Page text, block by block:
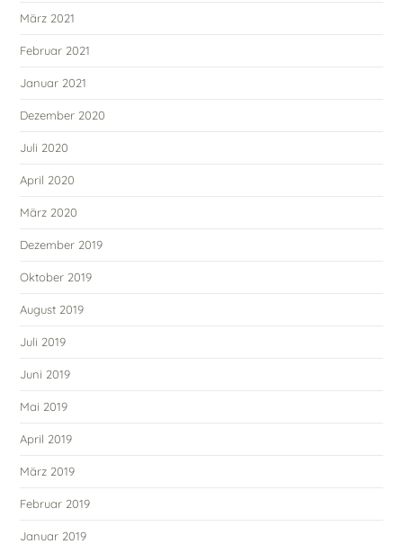
März 2021
Februar 2021
Januar 2021
Dezember 2020
Juli 2020
April 2020
März 2020
Dezember 2019
Oktober 2019
August 2019
Juli 2019
Juni 2019
Mai 2019
April 2019
März 2019
Februar 2019
Januar 2019